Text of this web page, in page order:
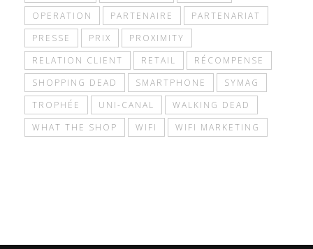
OPERATION
PARTENAIRE
PARTENARIAT
PRESSE
PRIX
PROXIMITY
RELATION CLIENT
RETAIL
RÉCOMPENSE
SHOPPING DEAD
SMARTPHONE
SYMAG
TROPHÉE
UNI-CANAL
WALKING DEAD
WHAT THE SHOP
WIFI WIFI MARKETING